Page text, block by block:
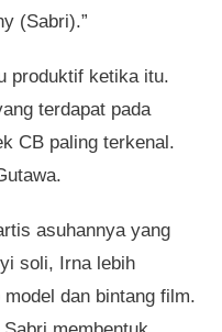
(Sabri).”
produktif ketika itu.
terdapat pada
CB paling terkenal.
asuhannya yang
soli, Irna lebih
dan bintang film.